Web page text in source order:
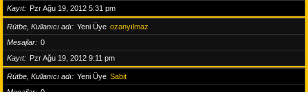
Kayıt
Pzr Ağu 19, 2012 5:31 pm
Rütbe, Kullanıcı adı Yeni Üye ozanyılmaz
Mesajlar
0
Kayıt
Pzr Ağu 19, 2012 9:11 pm
Rütbe, Kullanıcı adı Yeni Üye Sabit